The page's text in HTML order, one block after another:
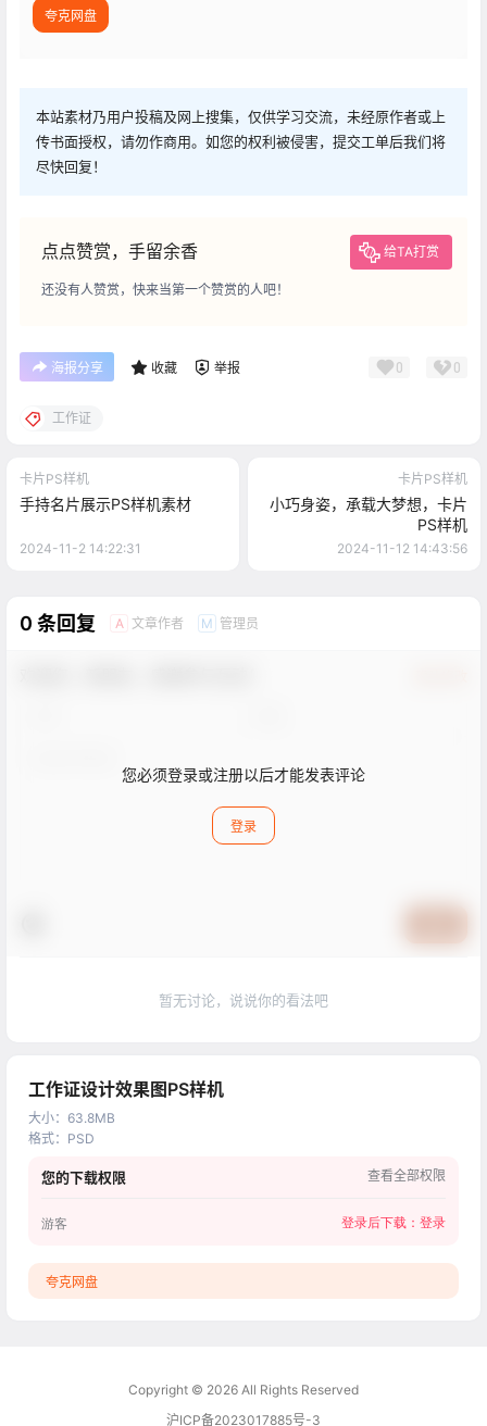
夸克网盘
本站素材乃用户投稿及网上搜集，仅供学习交流，未经原作者或上
传书面授权，请勿作商用。如您的权利被侵害，提交工单后我们将
尽快回复！
点点赞赏，手留余香 给TA打赏
还没有人赞赏，快来当第一个赞赏的人吧！
海报分享 收藏 举报 0 0
工作证
卡片PS样机
手持名片展示PS样机素材
2024-11-2 14:22:31
卡片PS样机
小巧身姿，承载大梦想，卡片
PS样机
2024-11-12 14:43:56
0 条回复 A 文章作者 M 管理员
您必须登录或注册以后才能发表评论
登录
暂无讨论，说说你的看法吧
工作证设计效果图PS样机
大小： 63.8MB
格式： PSD
您的下载权限 查看全部权限
游客 登录后下载： 登录
夸克网盘
Copyright © 2026 All Rights Reserved
沪ICP备2023017885号-3